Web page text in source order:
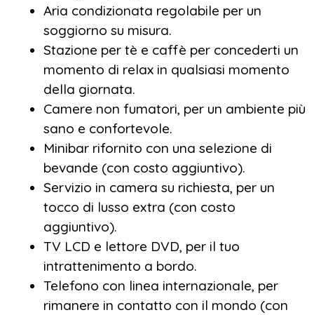
Le Fayan offre 57 cabine deluxe (22 m²), 1
Royal Suite (63 m²), 1 Family Suite (32 m²) e 1
Junior Suite (26 m²), tutte arredate con stile e
dotate di ogni comfort per rendere il tuo
viaggio in Crociera in Egitto un’esperienza
unica. Potrai rilassarti nel solarium con
piscina panoramica, rigenerarti nella spa di
bordo o gustare piatti prelibati nei ristoranti
gourmet, dove la cucina locale si fonde con
sapori internazionali. Gli ampi saloni e il bar
esclusivo saranno il luogo perfetto per
sorseggiare un drink mentre ammiri il
tramonto sul Nilo.
Aria condizionata regolabile per un
soggiorno su misura.
Stazione per tè e caffè per concederti un
momento di relax in qualsiasi momento
della giornata.
Camere non fumatori, per un ambiente più
sano e confortevole.
Minibar rifornito con una selezione di
bevande (con costo aggiuntivo).
Servizio in camera su richiesta, per un
tocco di lusso extra (con costo
aggiuntivo).
TV LCD e lettore DVD, per il tuo
intrattenimento a bordo.
Telefono con linea internazionale, per
rimanere in contatto con il mondo (con